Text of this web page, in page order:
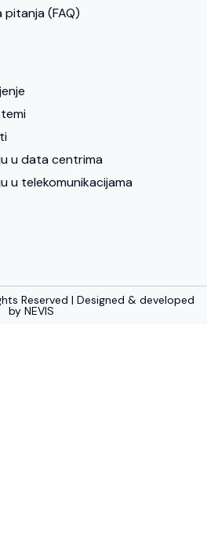
(FAQ)
u data centrima
u telekomunikacijama
Reserved | Designed & developed
by NEVIS